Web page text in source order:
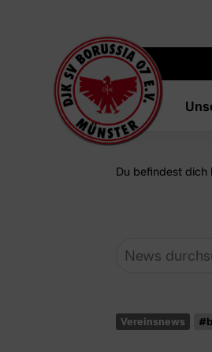
Du befindest dich
Vereinsnews